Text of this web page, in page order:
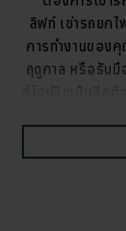
ลิฟท์ เช่ารถยก
การทำงานของ
ฤดูกาล หรือรับมื
ค่